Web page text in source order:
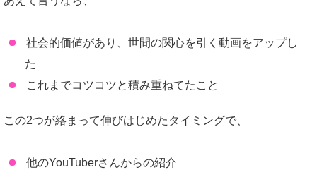
社会的価値があり、世間の関心を引く動画をアップし
た
これまでコツコツと積み重ねてたこと
この2つが絡まって伸びはじめたタイミングで、
他のYouTuberさんからの紹介